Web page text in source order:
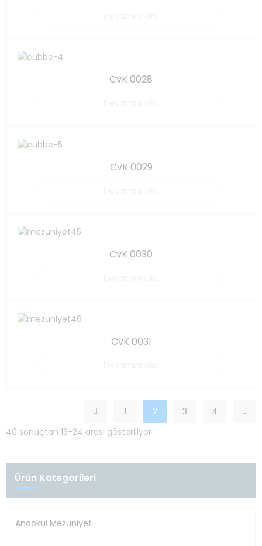
CvK 0028
CvK 0029
CvK 0030
CvK 0031
1 2 3
4
40 sonuçtan 13-24 arası gösteriliyor
Ürün Kategorileri
Anaokul Mezuniyet